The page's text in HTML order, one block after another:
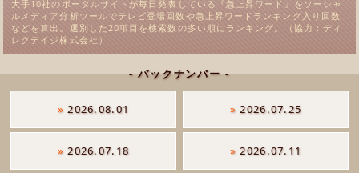
大手10社のポータルサイトが毎日発表している『急上昇ワード』をソーシャ
ルメディア分析ツールでテレビ登場回数や急上昇ワードランキング入り回数
などを算出。選別した20項目を検索数の多い順にランキング。（協力：ディ
レクテイジ株式会社）
- バックナンバー -
» 2026.08.01 » 2026.07.25
» 2026.07.18 » 2026.07.11